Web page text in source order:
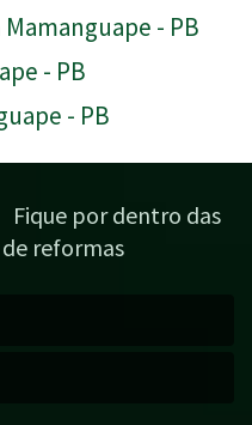
- PB
- PB
- PB
Fique por dentro das
reformas